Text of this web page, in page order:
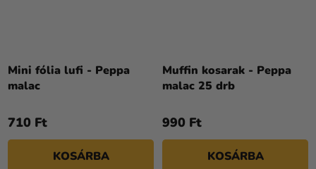
Mini fólia lufi - Peppa
malac
710 Ft
KOSÁRBA
Muffin kosarak - Peppa
malac 25 drb
990 Ft
KOSÁRBA